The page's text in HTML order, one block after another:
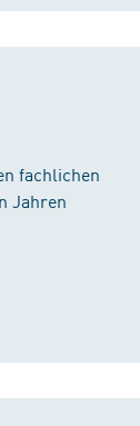
fachlichen
Jahren